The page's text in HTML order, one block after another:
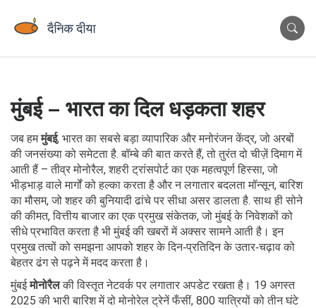
मुंबई – भारत का दिल धड़कता शहर
जब हममुंबई, भारत का सबसे बड़ा व्यापारिक और मनोरंजन केंद्र, जो अरबों
की जनसंख्या को समेटता है.बॉम्बेकी बात करते हैं, तो तुरंत दो चीज़ें दिमाग में
आती हैं – तीव्रमोनोरैल,शहरी ट्रांसपोर्ट का एक महत्वपूर्ण हिस्सा, जो
भीड़भाड़ वाले मार्गों को हल्का करता है और न लगातार बदलतामॉन्सून,बारिश
का मौसम, जो शहर की बुनियादी ढांचे पर सीधा असर डालता है. साथ हीसोने
की कीमत,वित्तीय बाजार का एक प्रमुख संकेतक, जो मुंबई के निवेशकों को
सीधे प्रभावित करता है भी मुंबई की खबरों में अक्सर सामने आती है। इन
प्रमुख तत्वों को समझना आपको शहर के दिन‑प्रतिदिन के उतार‑चढ़ाव को
बेहतर ढंग से पढ़ने में मदद करता है।
मुंबईमोनोरैलकी विस्तृत नेटवर्क पर लगातार अपडेट रखता है। 19 अगस्त
2025 की भारी बारिश में दो मोनोरेल ट्रेनें फँसीं, 800 यात्रियों को तीन घंटे